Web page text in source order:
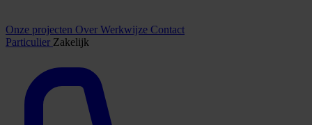
Onze projecten Over Werkwijze Contact
Particulier Zakelijk